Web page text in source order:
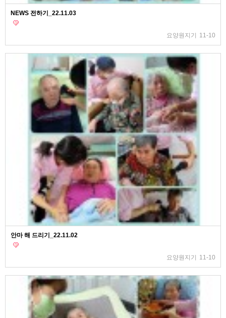
NEWS 전하기_22.11.03
요양원지기 11-10
안마 해 드리기_22.11.02
요양원지기 11-10